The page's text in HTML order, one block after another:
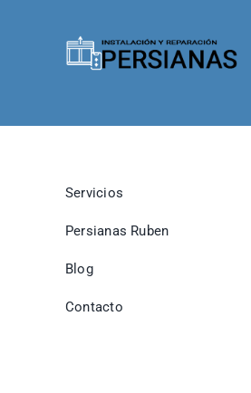
Servicios
Persianas Ruben
Blog
Contacto